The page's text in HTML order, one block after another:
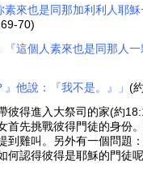
來也是同那加利利人耶
70)
這個人素來也是同那人
』他說：『我不是。』」(
得進入大祭司的家(約
先挑戰彼得門徒的身份
到雞叫。另外有一個問題
認得彼得是耶穌的門徒